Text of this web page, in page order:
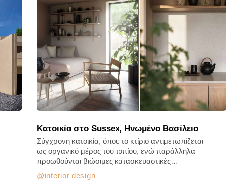
Κατοικία στο Sussex, Ηνωμένο Βασίλειο
interior design
Σύγχρονη κατοικία, όπου το κτίριο αντιμετωπίζεται
ως οργανικό μέρος του τοπίου, ενώ παράλληλα
προωθούνται βιώσιμες κατασκευαστικές…